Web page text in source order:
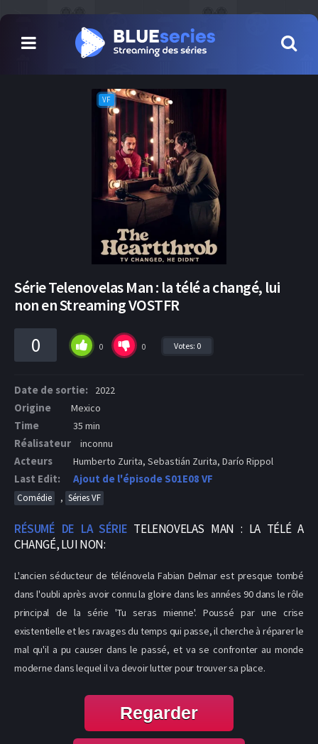
VF
Série Telenovelas Man : la télé a changé, lui
non en Streaming VOSTFR
0 0 0 Votes: 0
Date de sortie: 2022
Origine Mexico
Time 35 min
Réalisateur inconnu
Acteurs Humberto Zurita, Sebastián Zurita, Darío Rippol
Last Edit: Ajout de l'épisode S01E08 VF
Comédie , Séries VF
RÉSUMÉ DE LA SÉRIE TELENOVELAS MAN : LA TÉLÉ A
CHANGÉ, LUI NON:
L'ancien séducteur de télénovela Fabian Delmar est presque tombé
dans l'oubli après avoir connu la gloire dans les années 90 dans le rôle
principal de la série 'Tu seras mienne'. Poussé par une crise
existentielle et les ravages du temps qui passe, il cherche à réparer le
mal qu'il a pu causer dans le passé, et va se confronter au monde
moderne dans lequel il va devoir lutter pour trouver sa place.
Regarder